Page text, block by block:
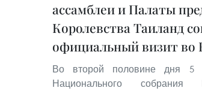
ассамблеи и Палаты
Королевства Таиланд
официальный визит во
Во второй половине дня 5
Национального собрания